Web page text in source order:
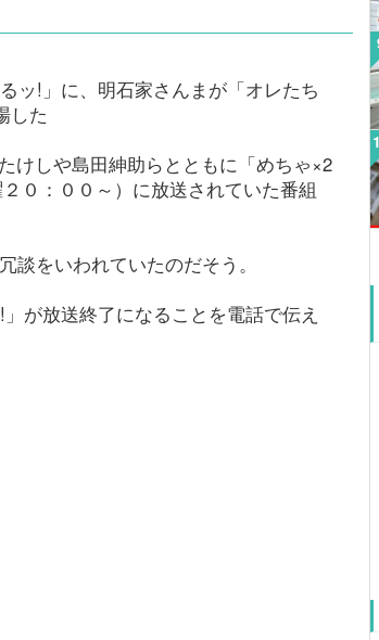
ッ!」に、明石家さんまが「オレたち
した
けしや島田紳助らとともに「めちゃ×2
０：００～）に放送されていた番組
をいわれていたのだそう。
が放送終了になることを電話で伝え